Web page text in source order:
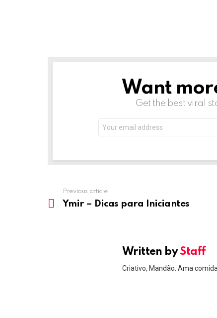
NEWSLETTERWant
Get the best viral
address:
more
Previous article
Ymir – Dicas para Iniciantes
Written byStaff
Criativo, Mandão. Ama